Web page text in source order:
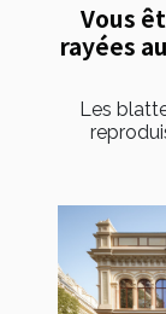
Vous
rayées
Les